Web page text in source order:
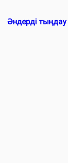
Әндерді тыңдау